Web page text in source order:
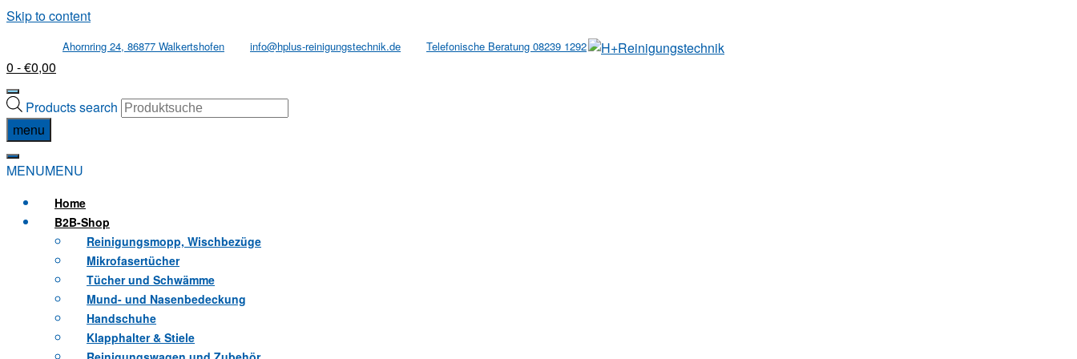
Skip to content
Ahornring 24, 86877 Walkertshofen info@hplus-reinigungstechnik.de Telefonische Beratung 08239 1292
0 - €0,00
Products search
menu
MENUMENU
Home
B2B-Shop
Reinigungsmopp, Wischbezüge
Mikrofasertücher
Tücher und Schwämme
Mund- und Nasenbedeckung
Handschuhe
Klapphalter & Stiele